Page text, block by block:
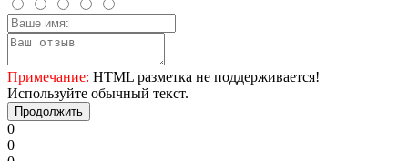
Примечание: HTML разметка не поддерживается!
Используйте обычный текст.
Продолжить
0
0